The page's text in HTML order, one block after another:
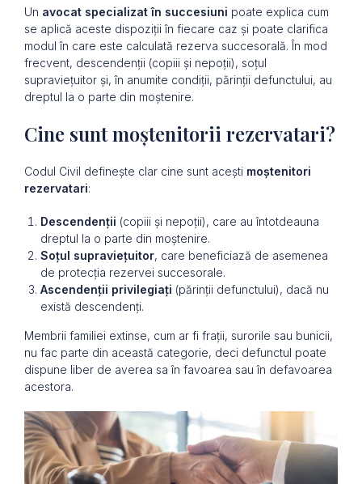
Un avocat specializat în succesiuni poate explica cum
se aplică aceste dispoziții în fiecare caz și poate clarifica
modul în care este calculată rezerva succesorală. În mod
frecvent, descendenții (copiii și nepoții), soțul
supraviețuitor și, în anumite condiții, părinții defunctului, au
dreptul la o parte din moștenire.
Cine sunt moștenitorii rezervatari?
Codul Civil definește clar cine sunt acești moștenitori
rezervatari:
Descendenții (copiii și nepoții), care au întotdeauna
dreptul la o parte din moștenire.
Soțul supraviețuitor, care beneficiază de asemenea
de protecția rezervei succesorale.
Ascendenții privilegiați (părinții defunctului), dacă nu
există descendenți.
Membrii familiei extinse, cum ar fi frații, surorile sau bunicii,
nu fac parte din această categorie, deci defunctul poate
dispune liber de averea sa în favoarea sau în defavoarea
acestora.